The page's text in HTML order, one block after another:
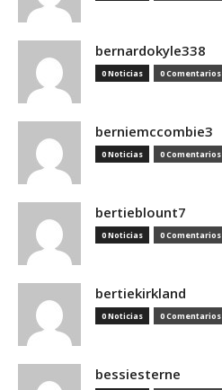
bernardokyle338
0 Noticias 0 Comentarios
berniemccombie3
0 Noticias 0 Comentarios
bertieblount7
0 Noticias 0 Comentarios
bertiekirkland
0 Noticias 0 Comentarios
bessiesterne